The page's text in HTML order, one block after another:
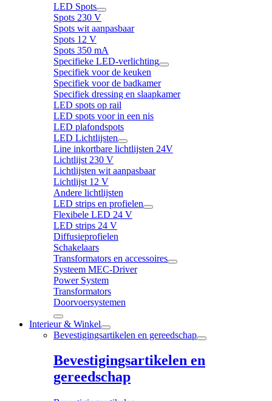
LED Spots
Spots 230 V
Spots wit aanpasbaar
Spots 12 V
Spots 350 mA
Specifieke LED-verlichting
Specifiek voor de keuken
Specifiek voor de badkamer
Specifiek dressing en slaapkamer
LED spots op rail
LED spots voor in een nis
LED plafondspots
LED Lichtlijsten
Line inkortbare lichtlijsten 24V
Lichtlijst 230 V
Lichtlijsten wit aanpasbaar
Lichtlijst 12 V
Andere lichtlijsten
LED strips en profielen
Flexibele LED 24 V
LED strips 24 V
Diffusieprofielen
Schakelaars
Transformators en accessoires
Systeem MEC-Driver
Power System
Transformators
Doorvoersystemen
Interieur & Winkel
Bevestigingsartikelen en gereedschap
Bevestigingsartikelen en
gereedschap